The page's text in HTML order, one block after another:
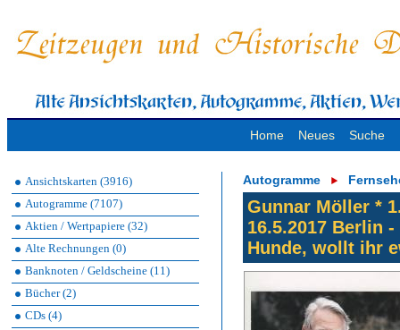
Home Neues Suche
Ansichtskarten (3916)
Autogramme (7107)
Aktien / Wertpapiere (32)
Alte Rechnungen (0)
Banknoten / Geldscheine (11)
Bücher (2)
CDs (4)
Autogramme
Gunnar Möller *
16.5.2017 Berlin
Hunde, wollt ihr